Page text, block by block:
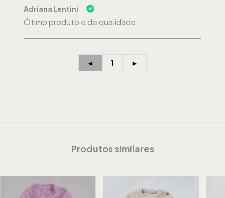
Adriana Lentini
Ótimo produto e de qualidade
◄ 1 ►
Produtos similares